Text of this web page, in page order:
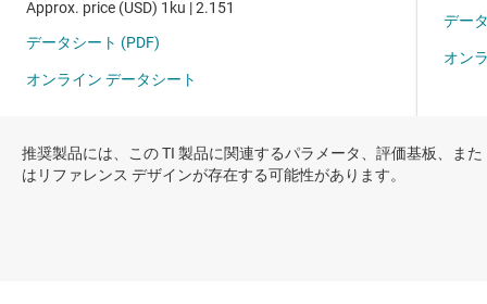
推奨製品には、この TI 製品に関連するパラメータ、評価基板、また
はリファレンス デザインが存在する可能性があります。